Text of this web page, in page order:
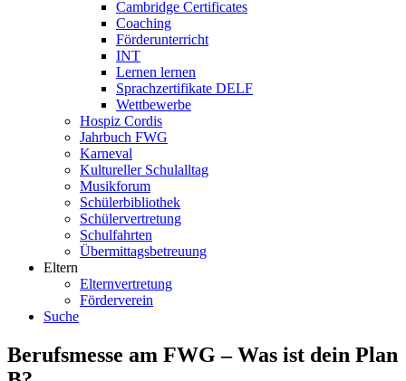
Cambridge Certificates
Coaching
Förderunterricht
INT
Lernen lernen
Sprachzertifikate DELF
Wettbewerbe
Hospiz Cordis
Jahrbuch FWG
Karneval
Kultureller Schulalltag
Musikforum
Schülerbibliothek
Schülervertretung
Schulfahrten
Übermittagsbetreuung
Eltern
Elternvertretung
Förderverein
Suche
Berufsmesse am FWG – Was ist dein Plan